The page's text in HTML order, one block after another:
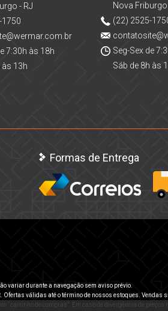
- RJ
1750
7:30h às 18h
às 13h
Nova Friburgo
(22) 2525-
Seg-Sex de
Sáb de 8h às
Formas de Entrega
variar durante a navegação sem aviso prévio.
válidas até o término de nossos estoques. Vendas
“carrinho de compras”. Em caso de divergência de preços